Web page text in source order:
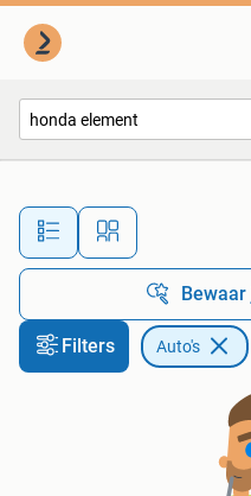
Alle
Filters Auto's